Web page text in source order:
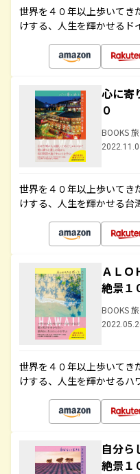
世界を４０年以上歩いてき
けする、人生を輝かせるド
心に寄
０
BOOKS
世界を４０年以上歩いてき
けする、人生を輝かせる台
ＡＬＯ
絶景１
BOOKS
世界を４０年以上歩いてき
けする、人生を輝かせるハ
自分ら
絶景１